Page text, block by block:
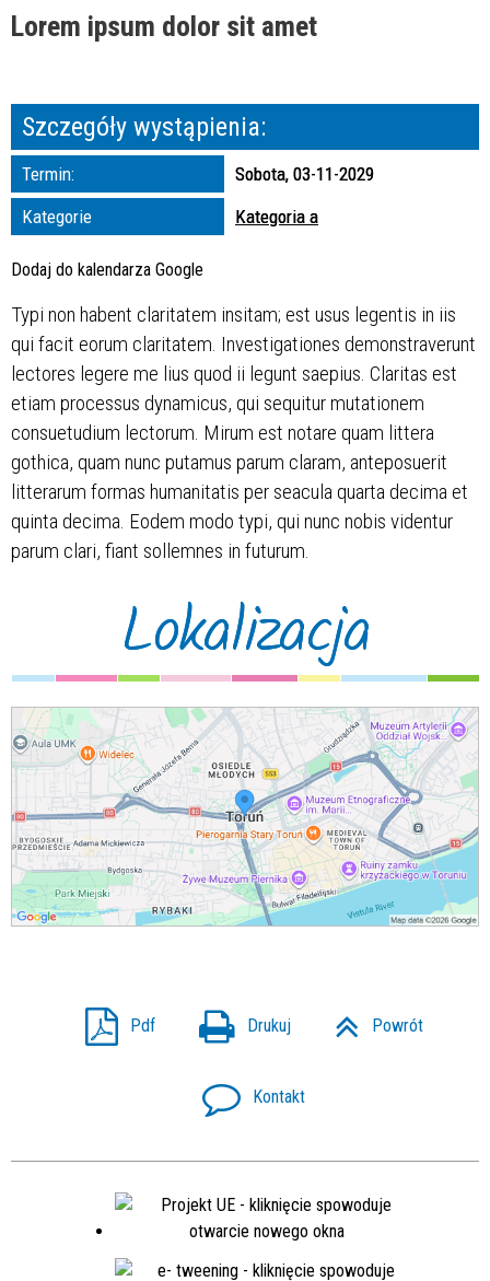
Trwające w
zakresie
Miejsce
Organizator
Lorem ipsum dolor sit amet
Szczegóły wystąpienia:
Termin:
Sobota, 03-11-2029
Kategorie
Kategoria a
Dodaj do kalendarza Google
Typi non habent claritatem insitam; est usus legentis in iis
qui facit eorum claritatem. Investigationes demonstraverunt
lectores legere me lius quod ii legunt saepius. Claritas est
etiam processus dynamicus, qui sequitur mutationem
consuetudium lectorum. Mirum est notare quam littera
gothica, quam nunc putamus parum claram, anteposuerit
litterarum formas humanitatis per seacula quarta decima et
quinta decima. Eodem modo typi, qui nunc nobis videntur
parum clari, fiant sollemnes in futurum.
Lokalizacja
Pdf Drukuj Powrót
Kontakt